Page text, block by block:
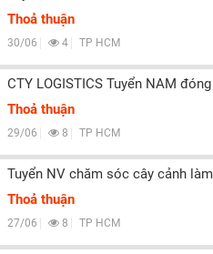
Thoả thuận
30/06 4 TP HCM
CTY LOGISTICS Tuyển NAM
Thoả thuận
29/06 8 TP HCM
Tuyển NV chăm sóc cây cảnh
Thoả thuận
27/06 8 TP HCM